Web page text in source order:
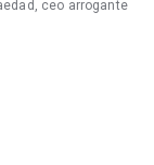
ceo arrogante